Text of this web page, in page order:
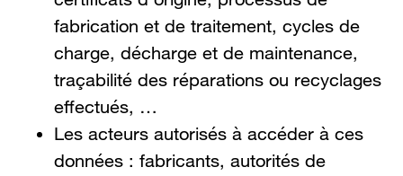
fabrication et de traitement, cycles de
charge, décharge et de maintenance,
traçabilité des réparations ou recyclages
effectués, …
Les acteurs autorisés à accéder à ces
données : fabricants, autorités de